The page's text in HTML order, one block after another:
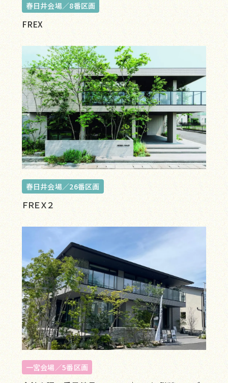
春日井会場／8番区画
FREX
春日井会場／26番区画
ＦＲＥＸ２
一宮会場／5番区画